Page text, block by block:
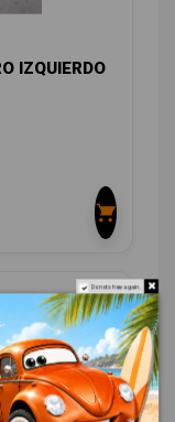
IZQUIERDO
Do not show again.